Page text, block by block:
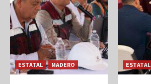
ESTATAL MADERO ESTATAL